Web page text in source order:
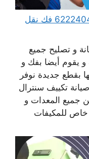
فني تكييف مركزي هندي الكويت 62224041 فك نقل
و تصليح جميع
و يقوم أيضا بفك و
بقطع جديدة نوفر
تكييف سنترال
جميع المعدات و
خاص للمكيفات